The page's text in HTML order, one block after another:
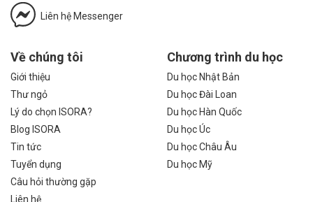
Liên hệ Messenger
Về chúng tôi
Giới thiệu
Thư ngỏ
Lý do chọn ISORA?
Blog ISORA
Tin tức
Tuyển dụng
Câu hỏi thường gặp
Liên hệ
Chương trình du học
Du học Nhật Bản
Du học Đài Loan
Du học Hàn Quốc
Du học Úc
Du học Châu Âu
Du học Mỹ